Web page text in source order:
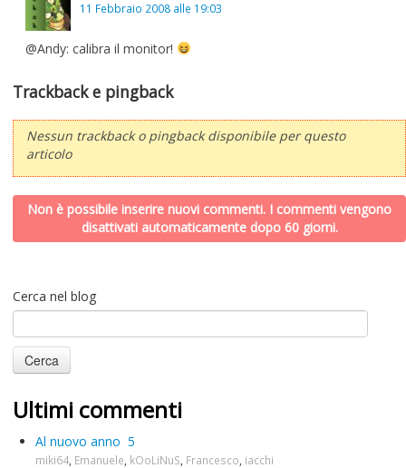
11 Febbraio 2008 alle 19:03
@Andy: calibra il monitor!
Trackback e pingback
Nessun trackback o pingback disponibile per questo
articolo
Non è possibile inserire nuovi commenti. I commenti vengono
disattivati automaticamente dopo 60 giorni.
Cerca nel blog
Ultimi commenti
Al nuovo anno 5
miki64 Emanuele kOoLiNuS Francesco iacchi